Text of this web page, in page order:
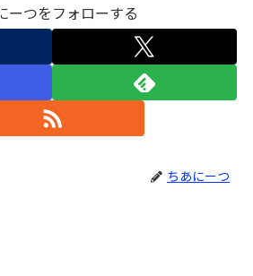
ーつをフォローする
ちあにーつ